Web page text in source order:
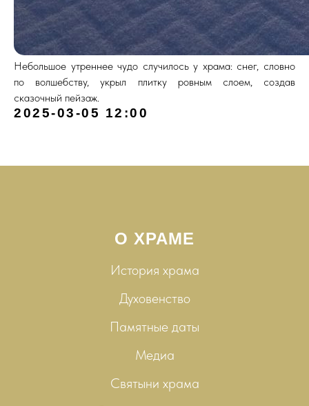
Небольшое утреннее чудо случилось у храма: снег, словно
по волшебству, укрыл плитку ровным слоем, создав
сказочный пейзаж.
2025-03-05 12:00
О ХРАМЕ
История храма
Духовенство
Памятные даты
Медиа
Святыни храма